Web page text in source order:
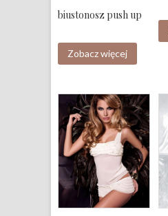
biustonosz push up
Zobacz więcej